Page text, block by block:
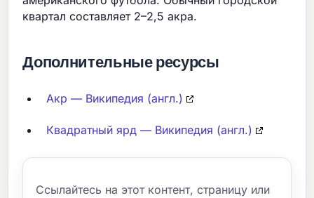
квартал составляет 2–2,5 акра.
Дополнительные ресурсы
Акр — Википедия (англ.)
Квадратный ярд — Википедия (англ.)
Ссылайтесь на этот контент, страницу или